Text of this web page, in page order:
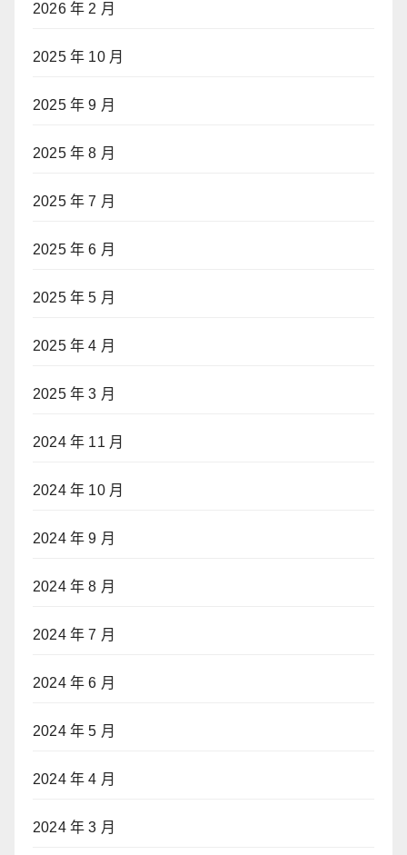
2026 年 2 月
2025 年 10 月
2025 年 9 月
2025 年 8 月
2025 年 7 月
2025 年 6 月
2025 年 5 月
2025 年 4 月
2025 年 3 月
2024 年 11 月
2024 年 10 月
2024 年 9 月
2024 年 8 月
2024 年 7 月
2024 年 6 月
2024 年 5 月
2024 年 4 月
2024 年 3 月